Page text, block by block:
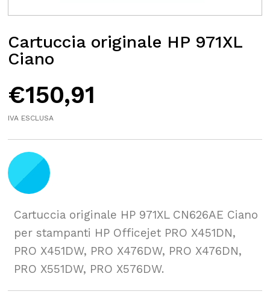
Cartuccia originale HP 971XL
Ciano
€150,91
IVA ESCLUSA
Cartuccia originale HP 971XL CN626AE Ciano
per stampanti HP Officejet PRO X451DN,
PRO X451DW, PRO X476DW, PRO X476DN,
PRO X551DW, PRO X576DW.